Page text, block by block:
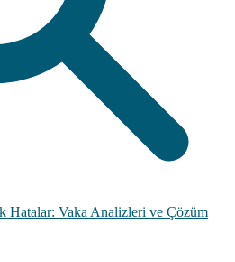
Hatalar: Vaka Analizleri ve Çözüm